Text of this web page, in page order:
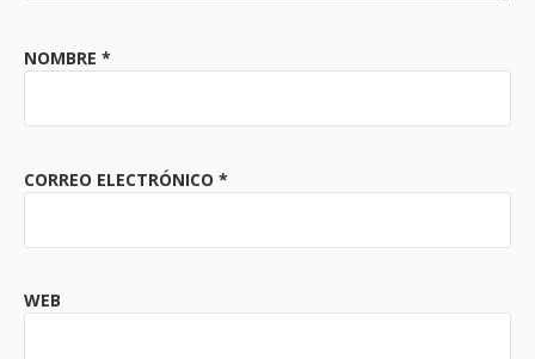
NOMBRE *
CORREO ELECTRÓNICO *
WEB